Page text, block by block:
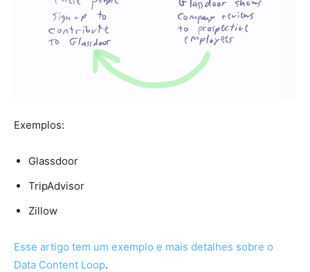
Exemplos:
Glassdoor
TripAdvisor
Zillow
Esse artigo tem um exemplo e mais detalhes sobre o
Data Content Loop.